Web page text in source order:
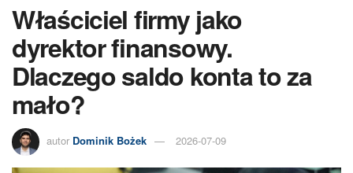
Właściciel firmy jako
dyrektor finansowy.
Dlaczego saldo konta to za
mało?
autor Dominik Bożek 2026-07-09